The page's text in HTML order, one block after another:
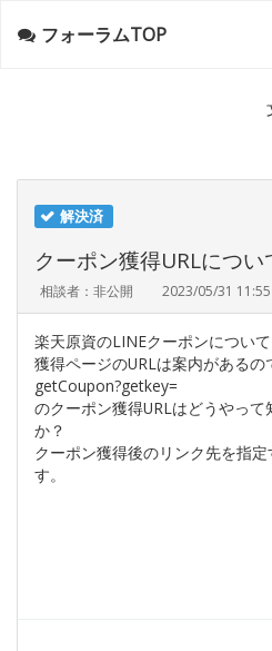
フォーラムTOP
解決済
クーポン獲得URLについ
相談者：非公開 2023/05/31 11:55
楽天原資のLINEクーポンについて
獲得ページのURLは案内があるの
getCoupon?getkey=
のクーポン獲得URLはどうやっ
か？
クーポン獲得後のリンク先を指
す。